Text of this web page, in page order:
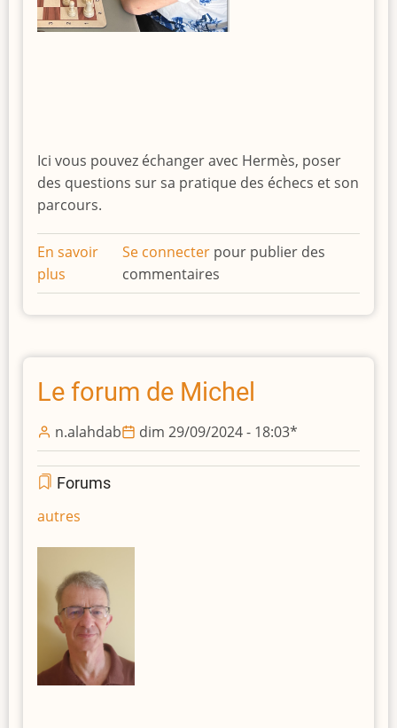
Ici vous pouvez échanger avec Hermès, poser
des questions sur sa pratique des échecs et son
parcours.
En savoir
plus
Le
forum
Hermès
Se connecterpour publier des
commentaires
Le forum de Michel
n.alahdab dim 29/09/2024 - 18:03*
Forums
autres